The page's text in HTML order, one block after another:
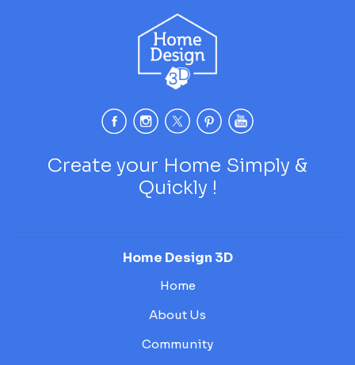
Create your Home Simply &
Quickly !
Home Design 3D
Home
About Us
Community